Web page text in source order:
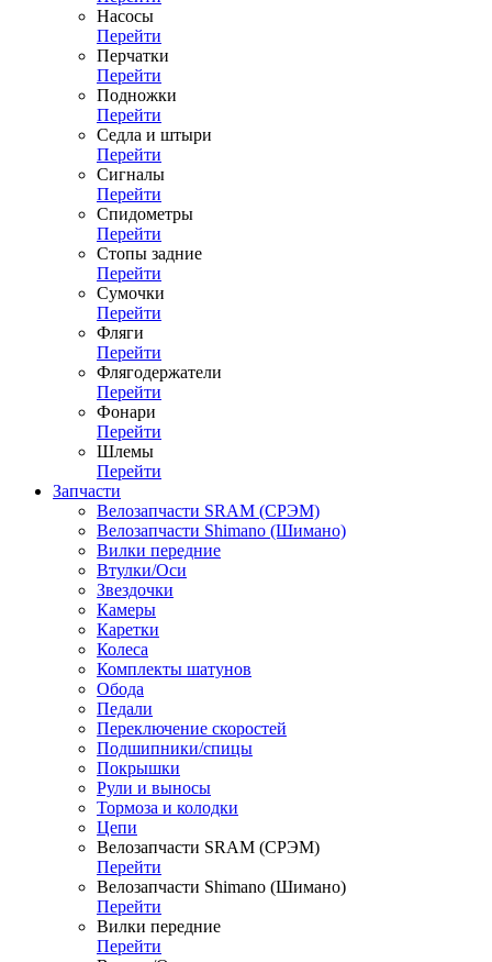
Насосы
Перейти
Перчатки
Перейти
Подножки
Перейти
Седла и штыри
Перейти
Сигналы
Перейти
Спидометры
Перейти
Стопы задние
Перейти
Сумочки
Перейти
Фляги
Перейти
Флягодержатели
Перейти
Фонари
Перейти
Шлемы
Перейти
Запчасти
Велозапчасти SRAM (СРЭМ)
Велозапчасти Shimano (Шимано)
Вилки передние
Втулки/Оси
Звездочки
Камеры
Каретки
Колеса
Комплекты шатунов
Обода
Педали
Переключение скоростей
Подшипники/спицы
Покрышки
Рули и выносы
Тормоза и колодки
Цепи
Велозапчасти SRAM (СРЭМ)
Перейти
Велозапчасти Shimano (Шимано)
Перейти
Вилки передние
Перейти